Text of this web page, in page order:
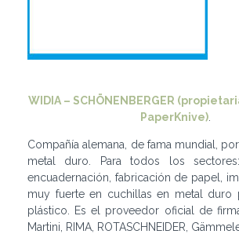
WIDIA – SCHÖNENBERGER
PaperKnive)
Compañía alemana, de fama mundial,
metal duro. Para todos los
encuadernación, fabricación de papel,
muy fuerte en cuchillas en metal duro
plástico. Es el proveedor oficial de
Martini, RIMA, ROTASCHNEIDER,